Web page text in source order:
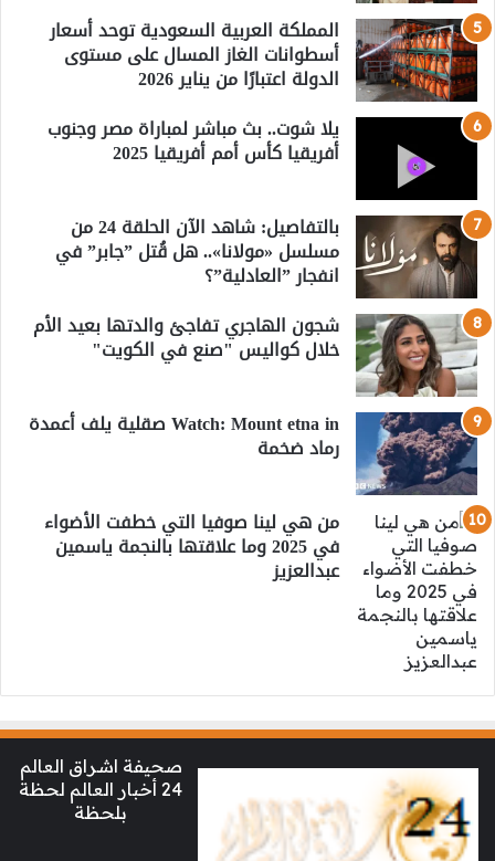
المملكة العربية السعودية توحد أسعار
أسطوانات الغاز المسال على مستوى
الدولة اعتبارًا من يناير 2026
يلا شوت.. بث مباشر لمباراة مصر وجنوب
أفريقيا كأس أمم أفريقيا 2025
بالتفاصيل: شاهد الآن الحلقة 24 من
مسلسل «مولانا».. هل قُتل ”جابر” في
انفجار ”العادلية”؟
شجون الهاجري تفاجئ والدتها بعيد الأم
خلال كواليس "صنع في الكويت"
Watch: Mount etna in صقلية يلف أعمدة
رماد ضخمة
من هي لينا صوفيا التي خطفت الأضواء
في 2025 وما علاقتها بالنجمة ياسمين
عبدالعزيز
صحيفة اشراق العالم
24 أخبار العالم لحظة
بلحظة